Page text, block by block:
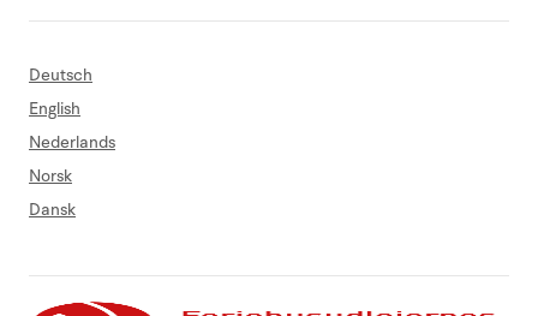
Deutsch
English
Nederlands
Norsk
Dansk